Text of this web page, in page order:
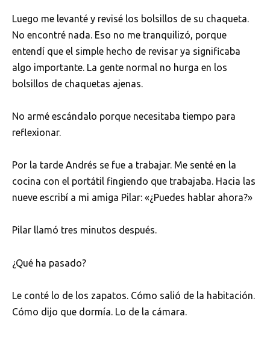
Luego me levanté y revisé los bolsillos de su chaqueta.
No encontré nada. Eso no me tranquilizó, porque
entendí que el simple hecho de revisar ya significaba
algo importante. La gente normal no hurga en los
bolsillos de chaquetas ajenas.
No armé escándalo porque necesitaba tiempo para
reflexionar.
Por la tarde Andrés se fue a trabajar. Me senté en la
cocina con el portátil fingiendo que trabajaba. Hacia las
nueve escribí a mi amiga Pilar: «¿Puedes hablar ahora?»
Pilar llamó tres minutos después.
¿Qué ha pasado?
Le conté lo de los zapatos. Cómo salió de la habitación.
Cómo dijo que dormía. Lo de la cámara.